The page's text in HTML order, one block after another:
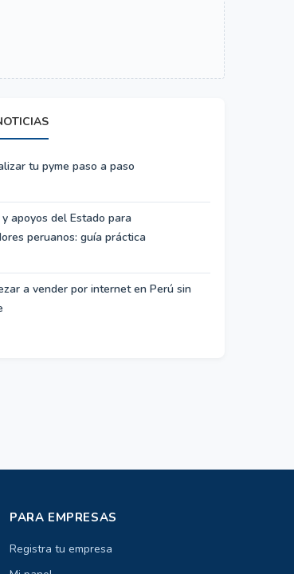
tu pyme paso a paso
apoyos del Estado para
peruanos: guía práctica
a vender por internet en Perú sin
PARA EMPRESAS
Registra tu empresa